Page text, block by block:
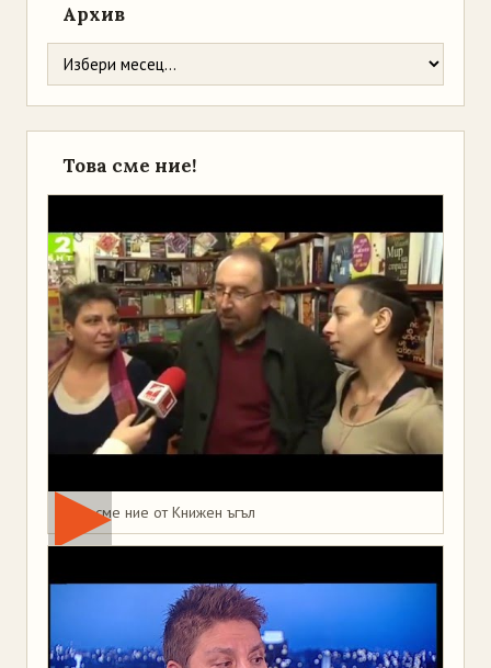
Архив
Това сме ние!
Това сме ние от Книжен ъгъл